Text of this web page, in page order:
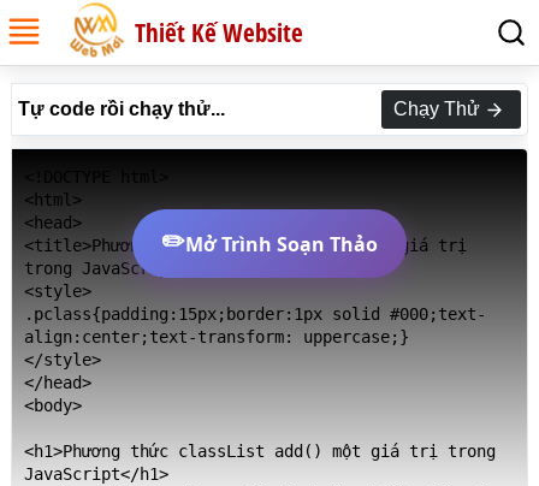
Thiết Kế Website
Tự code rồi chạy thử... Chạy Thử
<html>
<head>
<title>Phương thức classList add() một giá trị
trong JavaScript</title>
<style>
.pclass{padding:15px;border:1px solid #000;text-
align:center;text-transform: uppercase;}
</style>
</head>
<body>
<h1>Phương thức classList add() một giá trị trong
JavaScript</h1>
✏️Mở Trình Soạn Thảo